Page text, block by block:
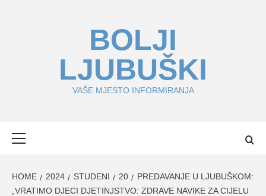
BOLJI
LJUBUŠKI
VAŠE MJESTO INFORMIRANJA
HOME 2024 STUDENI 20
PREDAVANJE U LJUBUŠKOM:
„VRATIMO DJECI DJETINJSTVO: ZDRAVE NAVIKE ZA CIJELU